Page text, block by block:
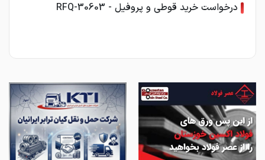
درخواست خرید قوطی و پروفیل - RFQ-30603